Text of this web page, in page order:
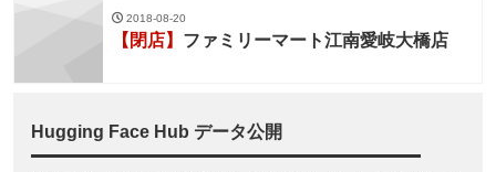
2018-08-20
【閉店】 ファミリーマート江南愛岐大橋店
Hugging Face Hub データ公開